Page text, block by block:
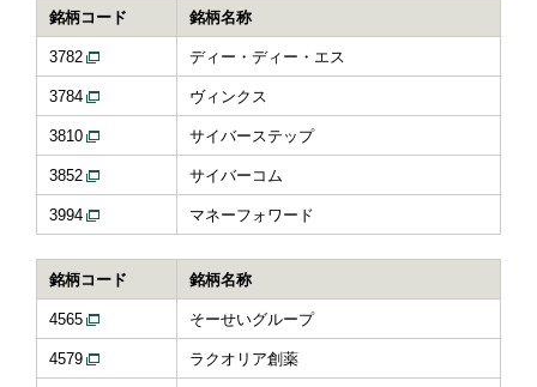
銘柄コード 銘柄名称
3782 ディー・ディー・エス
3784 ヴィンクス
3810 サイバーステップ
3852 サイバーコム
3994 マネーフォワード
銘柄コード 銘柄名称
4565 そーせいグループ
4579 ラクオリア創薬